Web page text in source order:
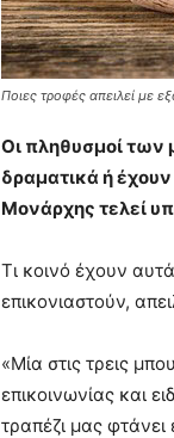
Ποιες τροφές απειλεί με
Οι πληθυσμοί των
δραματικά ή
Μονάρχης τελεί
Τι κοινό έχουν
επικονιαστούν,
«Μία στις τρεις
επικοινωνίας και
τραπέζι μας